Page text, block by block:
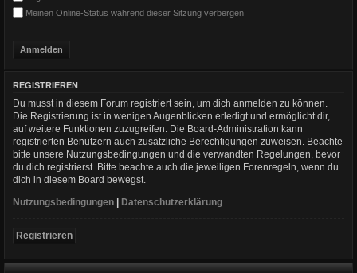
Meinen Online-Status während dieser Sitzung verbergen
REGISTRIEREN
Du musst in diesem Forum registriert sein, um dich anmelden zu können.
Die Registrierung ist in wenigen Augenblicken erledigt und ermöglicht dir,
auf weitere Funktionen zuzugreifen. Die Board-Administration kann
registrierten Benutzern auch zusätzliche Berechtigungen zuweisen. Beachte
bitte unsere Nutzungsbedingungen und die verwandten Regelungen, bevor
du dich registrierst. Bitte beachte auch die jeweiligen Forenregeln, wenn du
dich in diesem Board bewegst.
Nutzungsbedingungen
Datenschutzerklärung
Registrieren